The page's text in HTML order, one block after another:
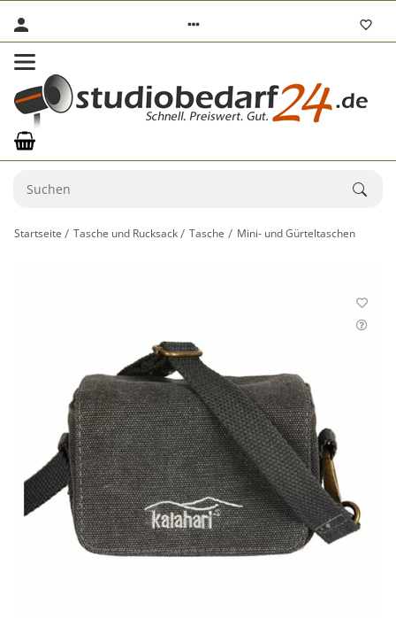
Startseite Tasche und Rucksack Tasche Mini- und Gürteltaschen